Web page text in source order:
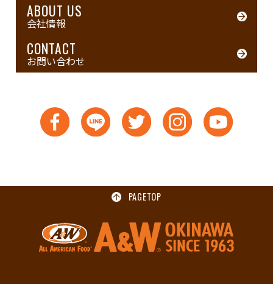
ABOUT US
会社情報
CONTACT
お問い合わせ
PAGETOP